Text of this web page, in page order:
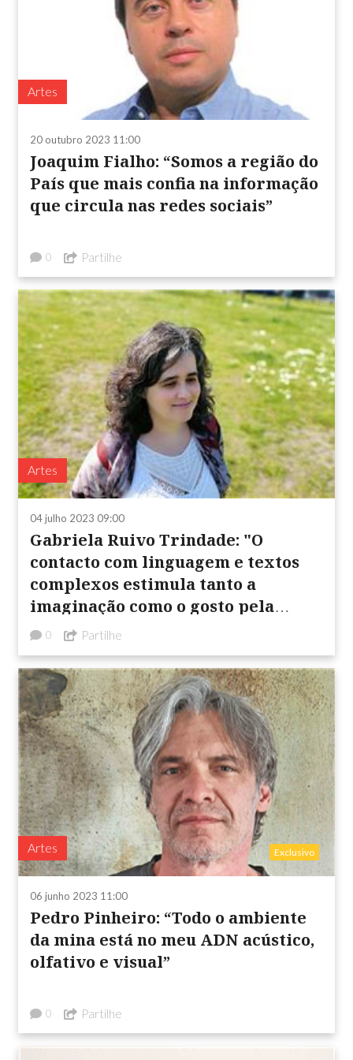
Artes
20 outubro 2023 11:00
Joaquim Fialho: “Somos a região do
País que mais confia na informação
que circula nas redes sociais”
0 Partilhe
Artes
04 julho 2023 09:00
Gabriela Ruivo Trindade: "O
contacto com linguagem e textos
complexos estimula tanto a
imaginação como o gosto pela
0 Partilhe
Artes Exclusivo
06 junho 2023 11:00
Pedro Pinheiro: “Todo o ambiente
da mina está no meu ADN acústico,
olfativo e visual”
0 Partilhe